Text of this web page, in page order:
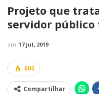
Projeto que
servidor
em 17 jul, 2019
605
Compartilhar